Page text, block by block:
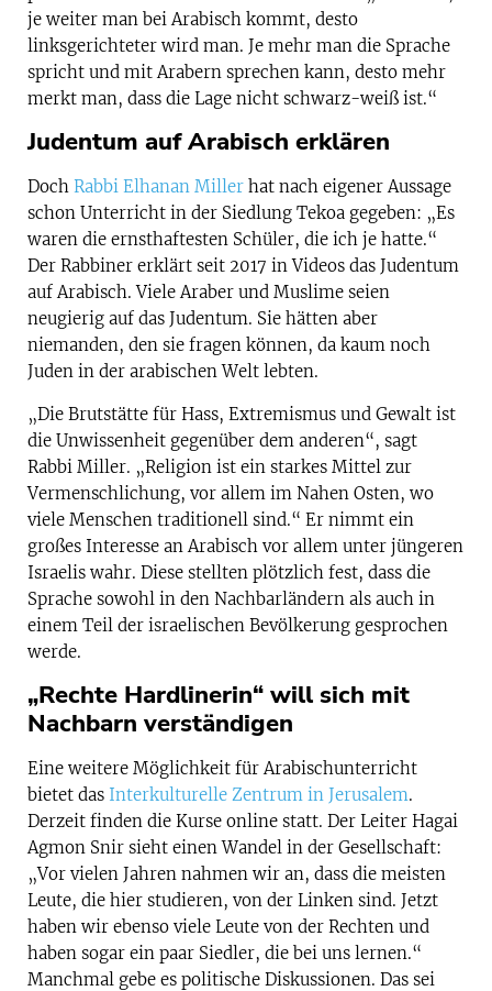
je weiter man bei Arabisch kommt, desto
linksgerichteter wird man. Je mehr man die Sprache
spricht und mit Arabern sprechen kann, desto mehr
merkt man, dass die Lage nicht schwarz-weiß ist.“
Judentum auf Arabisch erklären
Doch Rabbi Elhanan Miller hat nach eigener Aussage
schon Unterricht in der Siedlung Tekoa gegeben: „Es
waren die ernsthaftesten Schüler, die ich je hatte.“
Der Rabbiner erklärt seit 2017 in Videos das Judentum
auf Arabisch. Viele Araber und Muslime seien
neugierig auf das Judentum. Sie hätten aber
niemanden, den sie fragen können, da kaum noch
Juden in der arabischen Welt lebten.
„Die Brutstätte für Hass, Extremismus und Gewalt ist
die Unwissenheit gegenüber dem anderen“, sagt
Rabbi Miller. „Religion ist ein starkes Mittel zur
Vermenschlichung, vor allem im Nahen Osten, wo
viele Menschen traditionell sind.“ Er nimmt ein
großes Interesse an Arabisch vor allem unter jüngeren
Israelis wahr. Diese stellten plötzlich fest, dass die
Sprache sowohl in den Nachbarländern als auch in
einem Teil der israelischen Bevölkerung gesprochen
werde.
„Rechte Hardlinerin“ will sich mit
Nachbarn verständigen
Eine weitere Möglichkeit für Arabischunterricht
bietet das Interkulturelle Zentrum in Jerusalem.
Derzeit finden die Kurse online statt. Der Leiter Hagai
Agmon Snir sieht einen Wandel in der Gesellschaft:
„Vor vielen Jahren nahmen wir an, dass die meisten
Leute, die hier studieren, von der Linken sind. Jetzt
haben wir ebenso viele Leute von der Rechten und
haben sogar ein paar Siedler, die bei uns lernen.“
Manchmal gebe es politische Diskussionen. Das sei